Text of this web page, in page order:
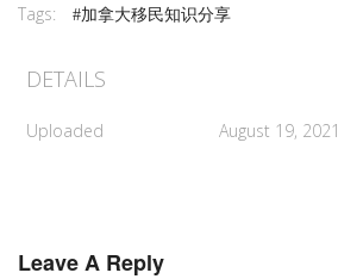
Tags: #加拿大移民知识分享
DETAILS
Uploaded August 19, 2021
Leave A Reply